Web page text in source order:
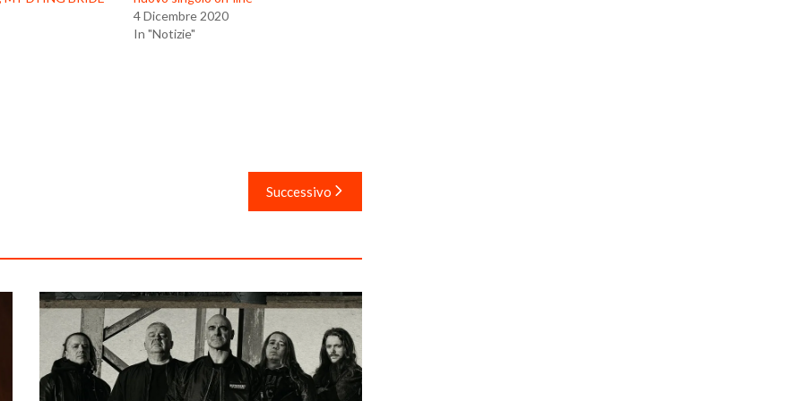
4 Dicembre 2020
In "Notizie"
Successivo